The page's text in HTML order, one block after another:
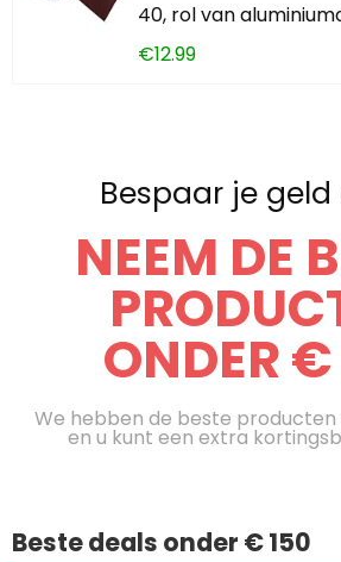
40, rol van
€12.99
Bespaar je
NEEM DE
ONDER
We hebben de beste producten
en u kunt een extra
Beste deals onder € 150